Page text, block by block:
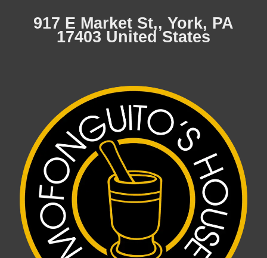
917 E Market St,, York, PA
17403 United States